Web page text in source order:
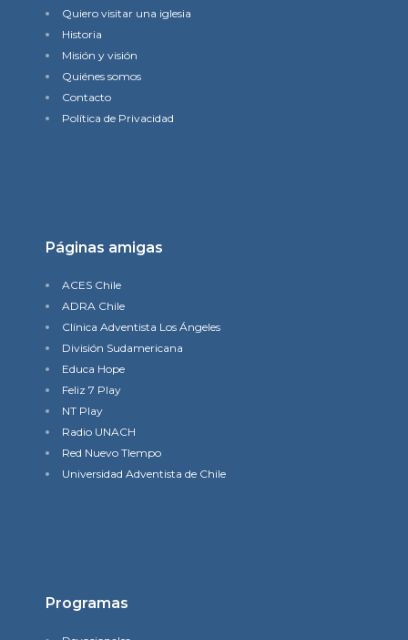
Quiero visitar una iglesia
Historia
Misión y visión
Quiénes somos
Contacto
Política de Privacidad
Páginas amigas
ACES Chile
ADRA Chile
Clínica Adventista Los Ángeles
División Sudamericana
Educa Hope
Feliz 7 Play
NT Play
Radio UNACH
Red Nuevo TIempo
Universidad Adventista de Chile
Programas